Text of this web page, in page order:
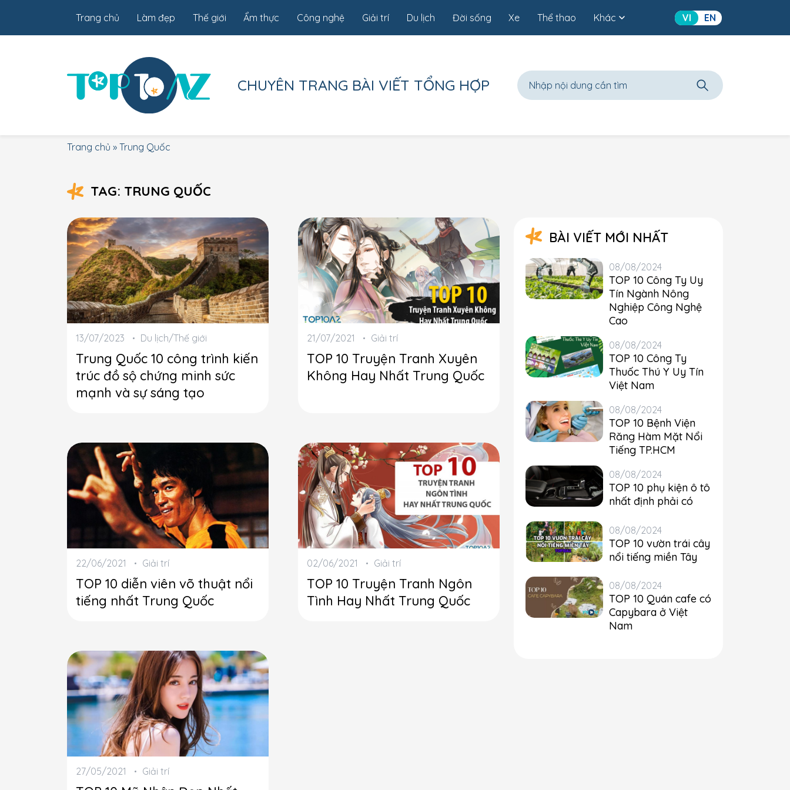
Trang chủ Làm đẹp Thế giới Ẩm thực Công nghệ Giải trí Du lịch Đời sống Xe Thể thao Khác VI EN
CHUYÊN TRANG BÀI VIẾT TỔNG HỢP
Trang chủ » Trung Quốc
TAG: TRUNG QUỐC
13/07/2023 Du lịch/Thế giới
Trung Quốc 10 công trình kiến
trúc đồ sộ chứng minh sức
mạnh và sự sáng tạo
21/07/2021 Giải trí
TOP 10 Truyện Tranh Xuyên
Không Hay Nhất Trung Quốc
22/06/2021 Giải trí
TOP 10 diễn viên võ thuật nổi
tiếng nhất Trung Quốc
02/06/2021 Giải trí
TOP 10 Truyện Tranh Ngôn
Tình Hay Nhất Trung Quốc
27/05/2021 Giải trí
BÀI VIẾT MỚI NHẤT
08/08/2024
TOP 10 Công Ty Uy
Tín Ngành Nông
Nghiệp Công Nghệ
Cao
08/08/2024
TOP 10 Công Ty
Thuốc Thú Y Uy Tín
Việt Nam
08/08/2024
TOP 10 Bệnh Viện
Răng Hàm Mặt Nổi
Tiếng TP.HCM
08/08/2024
TOP 10 phụ kiện ô tô
nhất định phải có
08/08/2024
TOP 10 vườn trái cây
nổi tiếng miền Tây
08/08/2024
TOP 10 Quán cafe có
Capybara ở Việt
Nam